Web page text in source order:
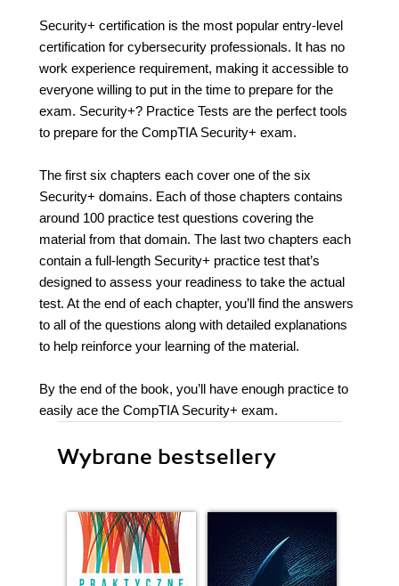
Security+ certification is the most popular entry-level
certification for cybersecurity professionals. It has no
work experience requirement, making it accessible to
everyone willing to put in the time to prepare for the
exam. Security+? Practice Tests are the perfect tools
to prepare for the CompTIA Security+ exam.
The first six chapters each cover one of the six
Security+ domains. Each of those chapters contains
around 100 practice test questions covering the
material from that domain. The last two chapters each
contain a full-length Security+ practice test that’s
designed to assess your readiness to take the actual
test. At the end of each chapter, you’ll find the answers
to all of the questions along with detailed explanations
to help reinforce your learning of the material.
By the end of the book, you’ll have enough practice to
easily ace the CompTIA Security+ exam.
Wybrane bestsellery